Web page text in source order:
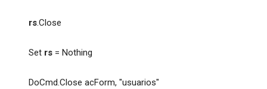
rs.Close
Set rs = Nothing
DoCmd.Close acForm, "usuarios"